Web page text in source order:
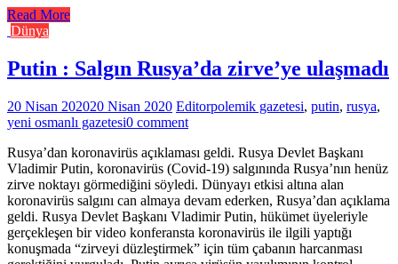
Read More
Dünya
Putin : Salgın Rusya’da zirve’ye ulaşmadı
20 Nisan 202020 Nisan 2020 Editorpolemik gazetesi, putin, rusya,
yeni osmanlı gazetesi0 comment
Rusya’dan koronavirüs açıklaması geldi. Rusya Devlet Başkanı
Vladimir Putin, koronavirüs (Covid-19) salgınında Rusya’nın henüz
zirve noktayı görmediğini söyledi. Dünyayı etkisi altına alan
koronavirüs salgını can almaya devam ederken, Rusya’dan açıklama
geldi. Rusya Devlet Başkanı Vladimir Putin, hükümet üyeleriyle
gerçekleşen bir video konferansta koronavirüs ile ilgili yaptığı
konuşmada “zirveyi düzleştirmek” için tüm çabanın harcanması